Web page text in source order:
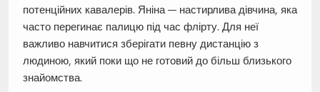
потенційних кавалерів. Яніна — настирлива дівчина, яка
часто перегинає палицю під час флірту. Для неї
важливо навчитися зберігати певну дистанцію з
людиною, який поки що не готовий до більш близького
знайомства.